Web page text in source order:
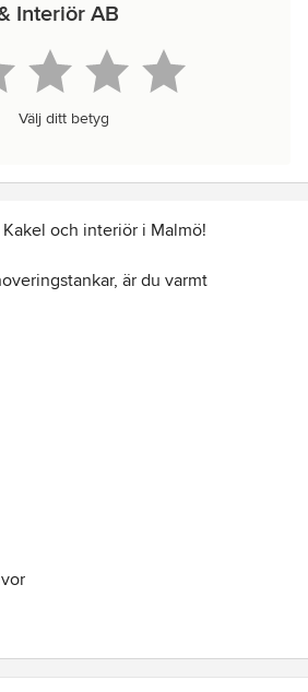
Interiör AB
Välj ditt betyg
och interiör i Malmö!
är du varmt
Våra kunniga medarbetare hjälper
inspiration för ditt nya kök eller